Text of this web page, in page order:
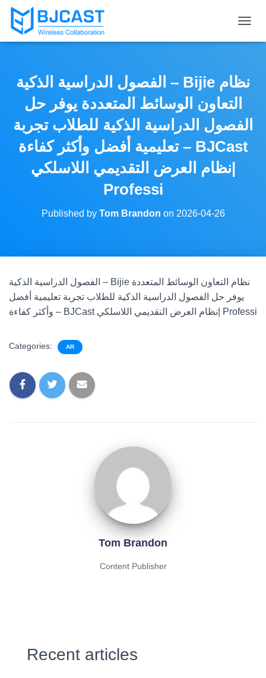
O
E
V
I
G
A
الفصول الدراسية الذكية – Bijie نظام
التعاون الوسائط المتعددة يوفر حل
الفصول الدراسية الذكية للطلاب تجربة
تعليمية أفضل وأكثر كفاءة – BJCast
نظام العرض التقديمي اللاسلكي|
Professi
Published by Tom Brandon on 2026-04-26
الفصول الدراسية الذكية – Bijie نظام التعاون الوسائط المتعددة
يوفر حل الفصول الدراسية الذكية للطلاب تجربة تعليمية أفضل
وأكثر كفاءة – BJCast نظام العرض التقديمي اللاسلكي| Professi
Categories: AR
Tom Brandon
Content Publisher
Recent articles